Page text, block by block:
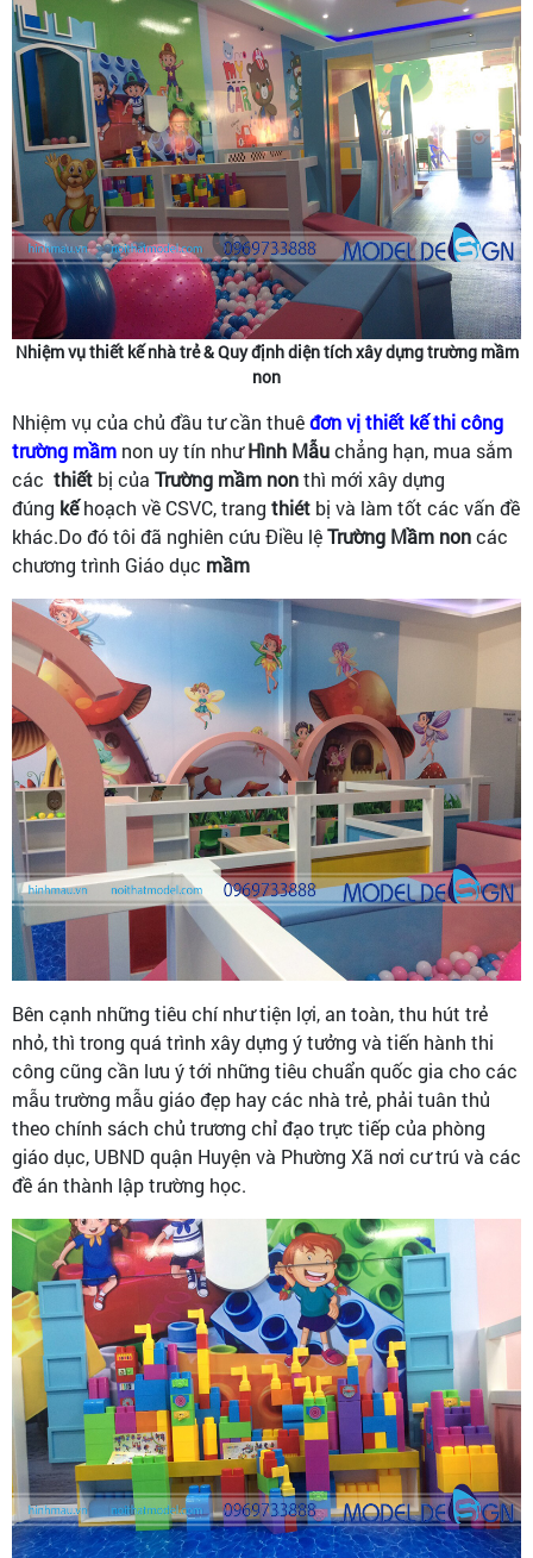
Nhiệm vụ thiết kế nhà trẻ & Quy định diện tích xây dựng trường mầm
non
Nhiệm vụ của chủ đầu tư cần thuêđơn vị thiết kế thi công
trường mầm non uy tín nhưHình Mẫuchẳng hạn, mua sắm
các thiết bị của Trường mầm nonthì mới xây dựng
đúng kếhoạch về CSVC, trang thiét bị và làm tốt các vấn đề
khác.Do đó tôi đã nghiên cứu Điều lệTrường Mầm noncác
chương trình Giáo dục mầm
Bên cạnh những tiêu chí như tiện lợi, an toàn, thu hút trẻ
nhỏ, thì trong quá trình xây dựng ý tưởng và tiến hành thi
công cũng cần lưu ý tới những tiêu chuẩn quốc gia cho các
mẫu trường mẫu giáo đẹp hay các nhà trẻ, phải tuân thủ
theo chính sách chủ trương chỉ đạo trực tiếp của phòng
giáo dục, UBND quận Huyện và Phường Xã nơi cư trú và các
đề án thành lập trường học.